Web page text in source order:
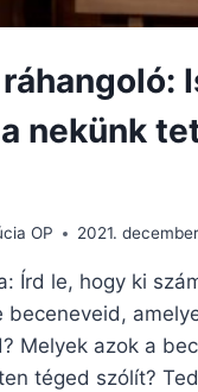
nekünk
OP 2021.
Írd le, hogy ki
beceneveid,
Melyek azok a
téged szólít?